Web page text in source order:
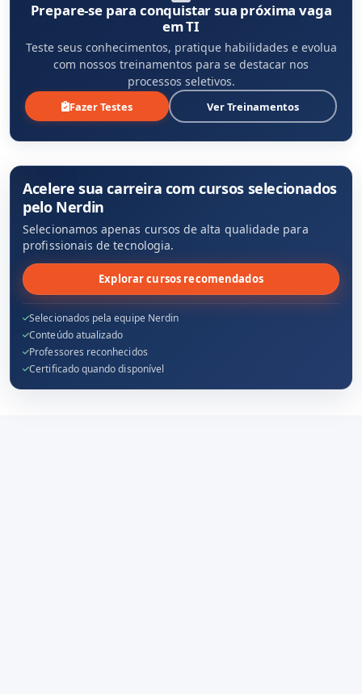
Prepare-se para conquistar sua próxima vaga
em TI
Teste seus conhecimentos, pratique habilidades e evolua
com nossos treinamentos para se destacar nos
processos seletivos.
Fazer Testes Ver Treinamentos
Acelere sua carreira com cursos selecionados
pelo Nerdin
Selecionamos apenas cursos de alta qualidade para
profissionais de tecnologia.
Explorar cursos recomendados
Selecionados pela equipe Nerdin
Conteúdo atualizado
Professores reconhecidos
Certificado quando disponível